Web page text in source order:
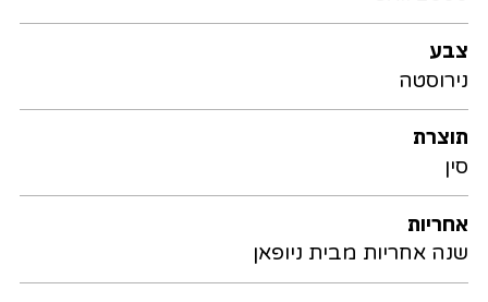
צבע
נירוסטה
תוצרת
סין
אחריות
שנה אחריות מבית ניופאן